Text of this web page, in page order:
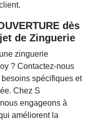
dès
de Zinguerie
zinguerie
? Contactez-nous
spécifiques et
Chez S
engageons à
améliorent la